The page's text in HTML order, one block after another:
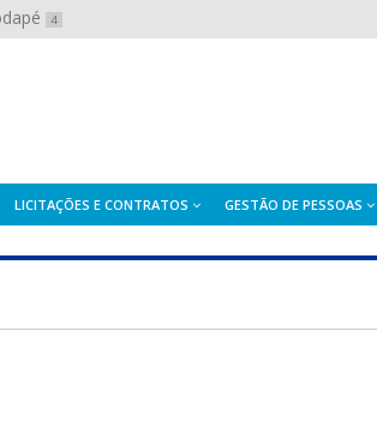
4
LICITAÇÕES E CONTRATOS GESTÃO DE PESSOAS